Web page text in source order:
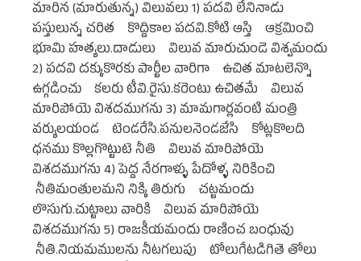
మారిన (మారుతున్న) విలువలు 1) పదవి లేనినాడు
పస్తులున్న చరిత కొద్దికాల పదవి.కోటి ఆస్తి ఆక్రమించి
భూమి హత్యలు.దాడులు విలువ మారుచుండె విశ్వమందు
2) పదవి దక్కుకొరకు పార్టీల వారిగా ఉచిత మాటలెన్నొ
ఉగ్గడించు కలరు టీవి.రైసు.కరెంటు ఉచితమే విలువ
మారిపోయె విశదముగను 3) మామగార్లవంటి మంత్రి
వర్యులయండ టెండరేసి.పనులనెండజేసి కోట్లకొలది
ధనము కొల్లగొట్టుటె నీతి విలువ మారిపోయె
విశదముగను 4) పెద్ద నేరగాళ్ళు పేదోళ్ళ నిరికించి
నీతిమంతులమని నిక్కి తిరుగు చట్టమందు
లొసుగు.చుట్టాలు వారికి విలువ మారిపోయె
విశదముగను 5) రాజకీయమందు రాణించ బంధువు
నీతి.నియమములను నీటగలుపు టోలుగేటడిగితె తోలు